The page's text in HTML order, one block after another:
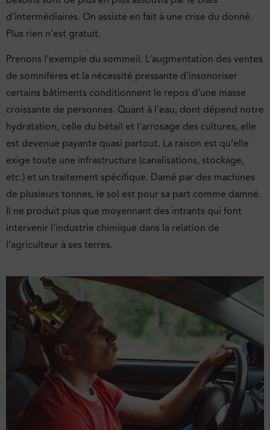
d’intermédiaires. On assiste en fait à une crise du donné.
Plus rien n’est gratuit.
Prenons l’exemple du sommeil. L’augmentation des ventes
de somnifères et la nécessité pressante d’insonoriser
certains bâtiments conditionnent le repos d’une masse
croissante de personnes. Quant à l’eau, dont dépend notre
hydratation, celle du bétail et l’arrosage des cultures, elle
est devenue payante quasi partout. La raison est qu’elle
exige toute une infrastructure (canalisations, stockage,
etc.) et un traitement spécifique. Damé par des machines
de plusieurs tonnes, le sol est pour sa part comme damné.
Il ne produit plus que moyennant des intrants qui font
intervenir l’industrie chimique dans la relation de
l’agriculteur à ses terres.